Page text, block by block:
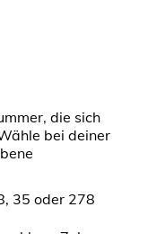
die sich
bei deiner
35 oder 278